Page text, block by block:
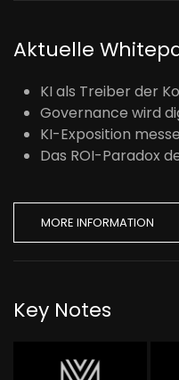
Aktuelle
KI als Treiber der
Governance wird
KI-Exposition
Das ROI-Paradox
MORE INFORMATION
Key Notes